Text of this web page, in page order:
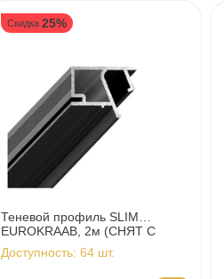
Скидка 25%
Теневой профиль SLIM
EUROKRAAB, 2м (СНЯТ С
ПРОИЗВОДСТВА)
Доступность: 64 шт.